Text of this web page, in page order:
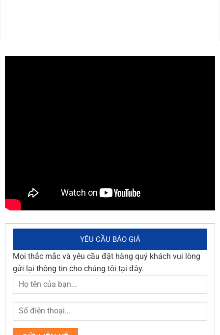
YÊU CẦU BÁO GIÁ
Mọi thắc mắc và yêu cầu đặt hàng quý khách vui lòng
gửi lại thông tin cho chúng tôi tại đây.